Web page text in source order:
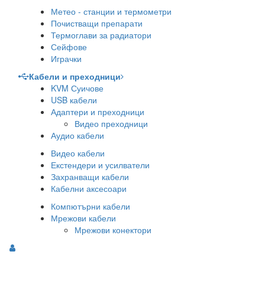
Метео - станции и термометри
Почистващи препарати
Термоглави за радиатори
Сейфове
Играчки
Кабели и преходници
KVM Суичове
USB кабели
Адаптери и преходници
Видео преходници
Аудио кабели
Видео кабели
Екстендери и усилватели
Захранващи кабели
Кабелни аксесоари
Компютърни кабели
Мрежови кабели
Мрежови конектори